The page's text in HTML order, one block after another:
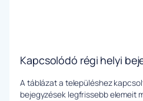
Kapcsolódó régi helyi
A táblázat a településhez
bejegyzések legfrissebb elemeit